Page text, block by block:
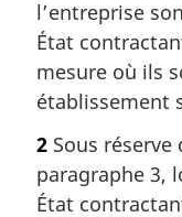
l’entreprise
État
mesure où ils
établissement
2 Sous
paragraphe 3,
État